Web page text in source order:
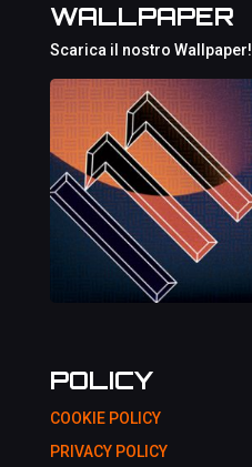
WALLPAPER
Scarica il nostro Wallpaper!
POLICY
COOKIE POLICY
PRIVACY POLICY